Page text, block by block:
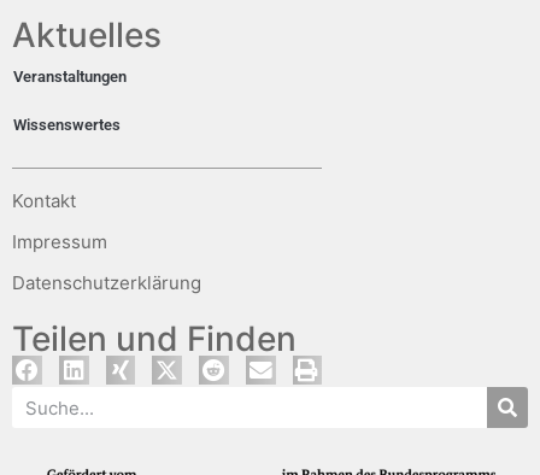
Aktuelles
Veranstaltungen
Wissenswertes
Kontakt
Impressum
Datenschutzerklärung
Teilen und Finden